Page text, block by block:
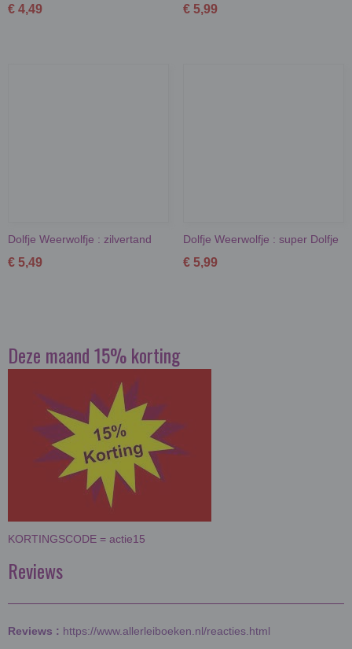
€ 4,49 € 5,99
Dolfje Weerwolfje : zilvertand
€ 5,49
Dolfje Weerwolfje : super Dolfje
€ 5,99
Deze maand 15% korting
KORTINGSCODE = actie15
Reviews
Reviews : https://www.allerleiboeken.nl/reacties.html